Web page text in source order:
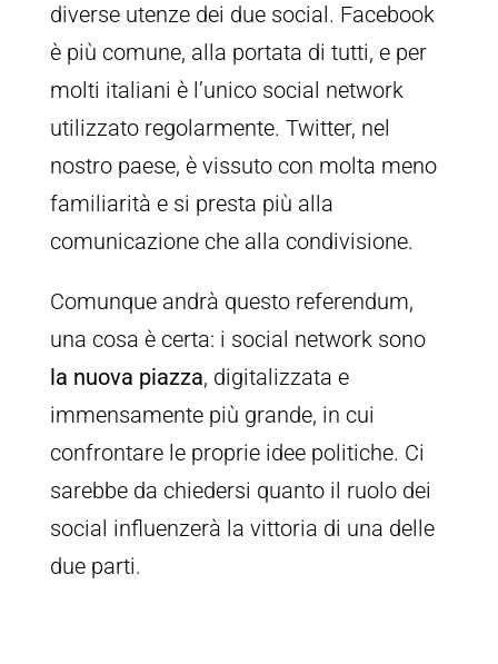
diverse utenze dei due social. Facebook
è più comune, alla portata di tutti, e per
molti italiani è l’unico social network
utilizzato regolarmente. Twitter, nel
nostro paese, è vissuto con molta meno
familiarità e si presta più alla
comunicazione che alla condivisione.
Comunque andrà questo referendum,
una cosa è certa: i social network sono
la nuova piazza, digitalizzata e
immensamente più grande, in cui
confrontare le proprie idee politiche. Ci
sarebbe da chiedersi quanto il ruolo dei
social influenzerà la vittoria di una delle
due parti.